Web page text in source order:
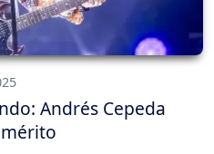
Andrés Cepeda